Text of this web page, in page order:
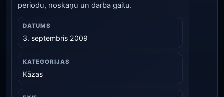
periodu, noskaņu un darba gaitu.
DATUMS
3. septembris 2009
KATEGORIJAS
Kāzas